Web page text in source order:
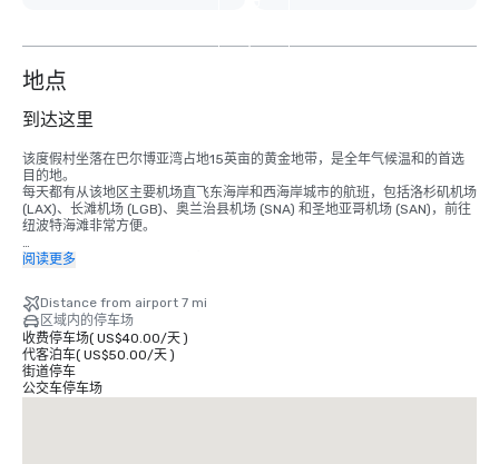
7
地点
到达这里
该度假村坐落在巴尔博亚湾占地15英亩的黄金地带，是全年气候温和的首选
目的地。
每天都有从该地区主要机场直飞东海岸和西海岸城市的航班，包括洛杉矶机场
(LAX)、长滩机场 (LGB)、奥兰治县机场 (SNA) 和圣地亚哥机场 (SAN)，前往
纽波特海滩非常方便。
• 奥兰治县机场 7 英里/15 分钟
• 洛杉矶机场 50 英里/60 分钟
• 圣地亚哥机场 87 英里/90 分钟
• 阿纳海姆会议中心 16 英里/35 分钟
阅读更多
Distance from airport 7 mi
区域内的停车场
收费停车场( US$40.00/天)
代客泊车( US$50.00/天)
街道停车
公交车停车场